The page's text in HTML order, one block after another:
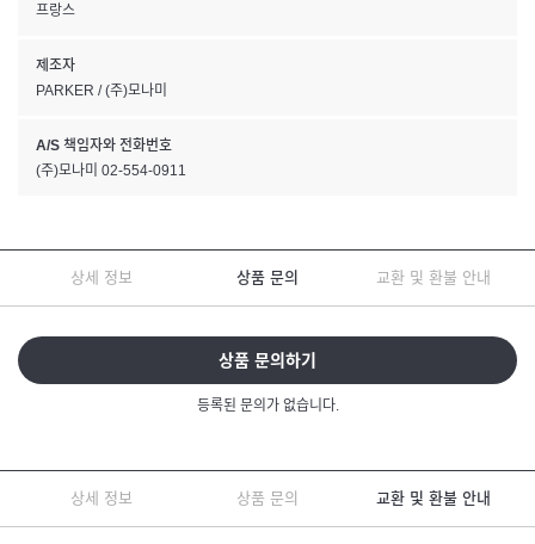
프랑스
제조자
PARKER / (주)모나미
A/S 책임자와 전화번호
(주)모나미 02-554-0911
상세 정보 상품 문의 교환 및 환불 안내
상품 문의하기
등록된 문의가 없습니다.
상세 정보 상품 문의 교환 및 환불 안내